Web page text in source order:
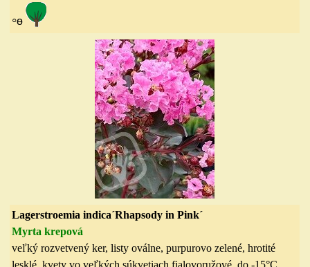
◦ө
Lagerstroemia indica´Rhapsody in Pink´
Myrta krepová
veľký rozvetvený ker, listy oválne, purpurovo zelené, hrotité
lesklé, kvety vo veľkých súkvetiach fialovoružové, do -15°C